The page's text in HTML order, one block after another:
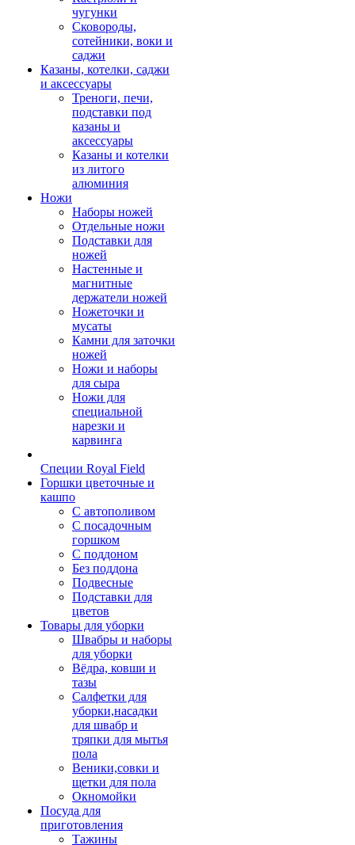
чугунки
Сковороды,
сотейники, воки и
саджи
Казаны, котелки, саджи
и аксессуары
Треноги, печи,
подставки под
казаны и
аксессуары
Казаны и котелки
из литого
алюминия
Ножи
Наборы ножей
Отдельные ножи
Подставки для
ножей
Настенные и
магнитные
держатели ножей
Ножеточки и
мусаты
Камни для заточки
ножей
Ножи и наборы
для сыра
Ножи для
специальной
нарезки и
карвинга
Специи Royal Field
Горшки цветочные и
кашпо
С автополивом
С посадочным
горшком
С поддоном
Без поддона
Подвесные
Подставки для
цветов
Товары для уборки
Швабры и наборы
для уборки
Вёдра, ковши и
тазы
Салфетки для
уборки,насадки
для швабр и
тряпки для мытья
пола
Веники,совки и
щетки для пола
Окномойки
Посуда для
приготовления
Тажины